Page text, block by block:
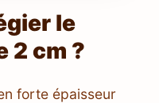
le
2 cm ?
forte épaisseur